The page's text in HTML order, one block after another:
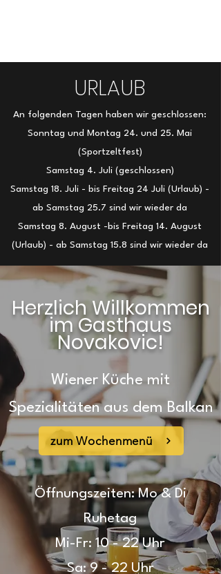
URLAUB
An folgenden Tagen haben wir geschlossen:
Sonntag und Montag 24. und 25. Mai
(Sportzeltfest)
Samstag 4. Juli (geschlossen)
Samstag 18. Juli - bis Freitag 24 Juli (Urlaub) -
ab Samstag 25.7 sind wir wieder da
Samstag 8. August -bis Freitag 14. August
(Urlaub) - ab Samstag 15.8 sind wir wieder da
Herzlich Willkommen
im Gasthaus
Novakovic!
Wiener Küche mit
Spezialitäten aus dem Balkan
zum Wochenmenü
Öffnungszeiten: Mo & Di
Ruhetag
Mi-Fr: 10 - 22 Uhr
Sa: 9 - 22 Uhr